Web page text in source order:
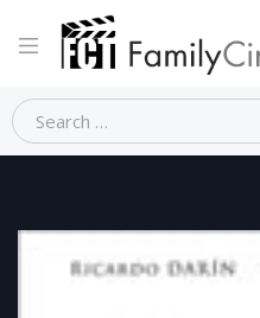
Home Thriller